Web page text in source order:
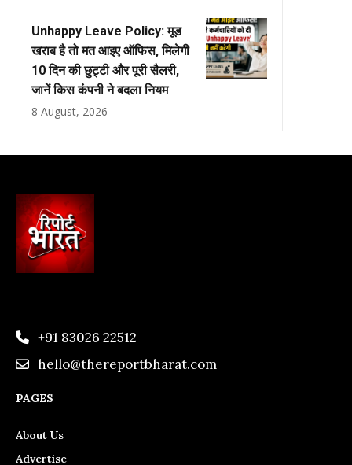
Unhappy Leave Policy: मूड
खराब है तो मत आइए ऑफिस, मिलेगी
10 दिन की छुट्टी और पूरी सैलरी,
जानें किस कंपनी ने बदला नियम
8 August, 2026
+91 83026 22512
hello@thereportbharat.com
PAGES
About Us
Advertise